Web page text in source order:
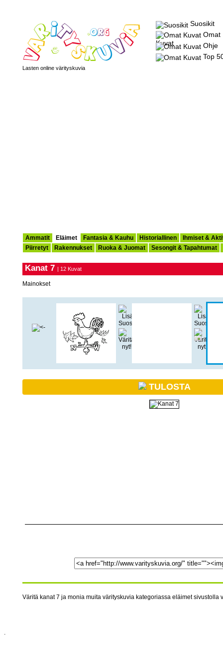
Lasten online värityskuvia
Suosikit
Omat
Kuvat
Ohje
Top
Ammatit Eläimet Fantasia & Kauhu Historiallinen
Ihmiset &
Piirretyt
Rakennukset Ruoka & Juomat Sesongit & Tapahtumat
Kanat 7 | 12 Kuvat
Mainokset
TULOSTA
Väritä kanat 7 ja monia muita värityskuvia kategoriassa eläimet sivustolla
.